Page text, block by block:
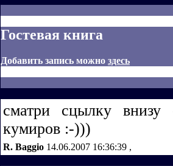
Гостевая книга
Добавить запись можно здесь
сматри сцылку
кумиров :-)))
R. Baggio 14.06.2007 16:36:39 ,